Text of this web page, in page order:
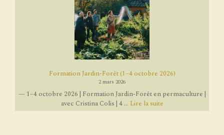
Formation Jardin-Forêt (1–4 octobre 2026)
2 mars 2026
— 1–4 octobre 2026 | Formation Jardin-Forêt en permaculture |
avec Cristina Colis | 4 ... Lire la suite